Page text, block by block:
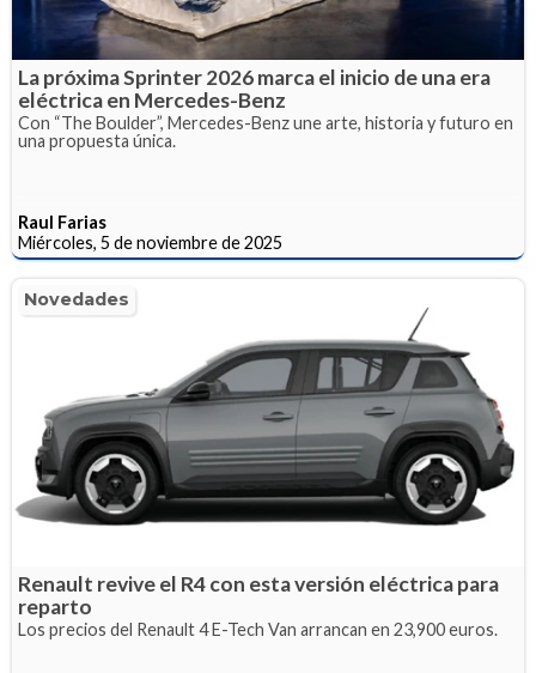
La próxima Sprinter 2026 marca el inicio de una era
eléctrica en Mercedes-Benz
Con “The Boulder”, Mercedes-Benz une arte, historia y futuro en
una propuesta única.
Raul Farias
Miércoles, 5 de noviembre de 2025
Novedades
Renault revive el R4 con esta versión eléctrica para
reparto
Los precios del Renault 4 E-Tech Van arrancan en 23,900 euros.